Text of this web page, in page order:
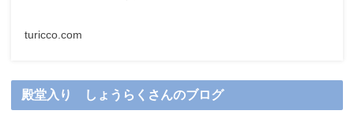
turicco.com
殿堂入り しょうらくさんのブログ